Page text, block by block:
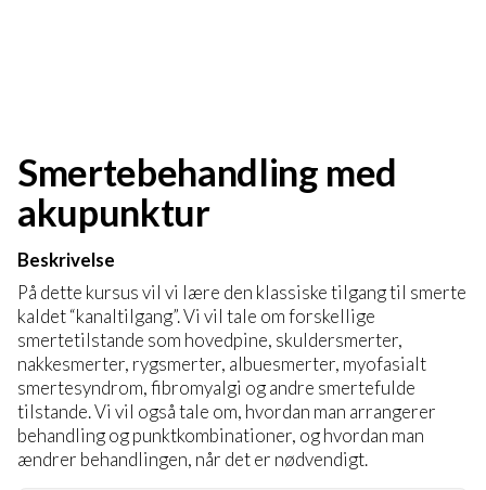
Smertebehandling med
akupunktur
Beskrivelse
På dette kursus vil vi lære den klassiske tilgang til smerte
kaldet “kanaltilgang”. Vi vil tale om forskellige
smertetilstande som hovedpine, skuldersmerter,
nakkesmerter, rygsmerter, albuesmerter, myofasialt
smertesyndrom, fibromyalgi og andre smertefulde
tilstande. Vi vil også tale om, hvordan man arrangerer
behandling og punktkombinationer, og hvordan man
ændrer behandlingen, når det er nødvendigt.